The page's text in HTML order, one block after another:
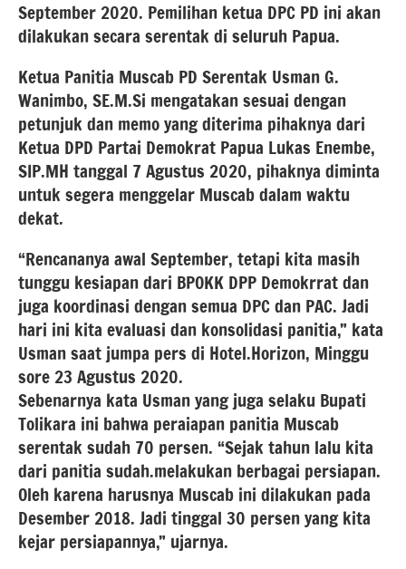
September 2020. Pemilihan ketua DPC PD ini akan
dilakukan secara serentak di seluruh Papua.
Ketua Panitia Muscab PD Serentak Usman G.
Wanimbo, SE.M.Si mengatakan sesuai dengan
petunjuk dan memo yang diterima pihaknya dari
Ketua DPD Partai Demokrat Papua Lukas Enembe,
SIP.MH tanggal 7 Agustus 2020, pihaknya diminta
untuk segera menggelar Muscab dalam waktu
dekat.
“Rencananya awal September, tetapi kita masih
tunggu kesiapan dari BPOKK DPP Demokrrat dan
juga koordinasi dengan semua DPC dan PAC. Jadi
hari ini kita evaluasi dan konsolidasi panitia,” kata
Usman saat jumpa pers di Hotel.Horizon, Minggu
sore 23 Agustus 2020.
Sebenarnya kata Usman yang juga selaku Bupati
Tolikara ini bahwa peraiapan panitia Muscab
serentak sudah 70 persen. “Sejak tahun lalu kita
dari panitia sudah.melakukan berbagai persiapan.
Oleh karena harusnya Muscab ini dilakukan pada
Desember 2018. Jadi tinggal 30 persen yang kita
kejar persiapannya,” ujarnya.